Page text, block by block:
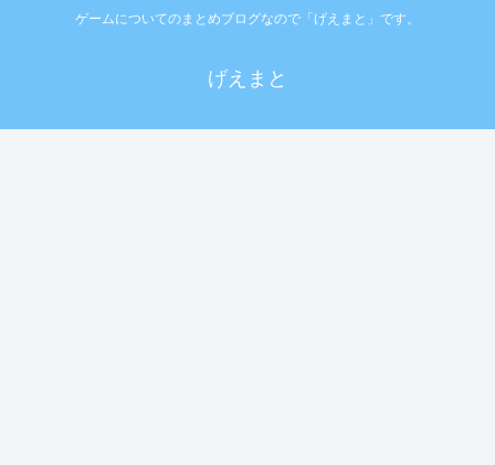
ゲームについてのまとめブログなので「げえまと」です。
げえまと